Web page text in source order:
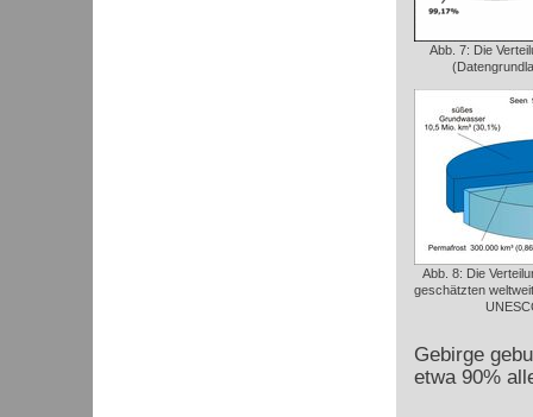
Abb. 7: Die
Abb. 8: Die
geschätzten
Gebirge
etwa 90%